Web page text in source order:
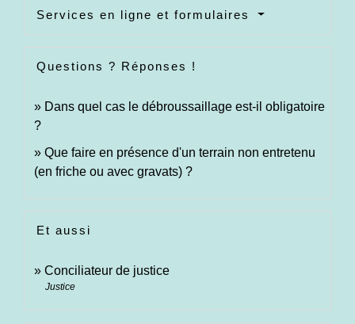
Services en ligne et formulaires
Questions ? Réponses !
Dans quel cas le débroussaillage est-il obligatoire
?
Que faire en présence d'un terrain non entretenu
(en friche ou avec gravats) ?
Et aussi
Conciliateur de justice
Justice